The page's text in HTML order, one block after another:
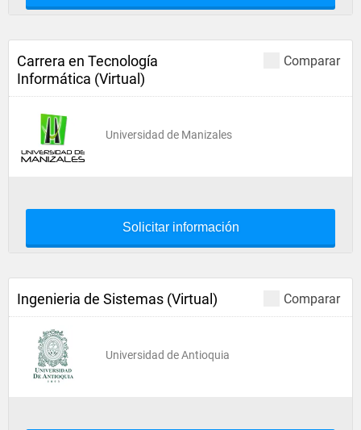
Comparar
Carrera en Tecnología
Informática (Virtual)
Universidad de Manizales
Solicitar información
Comparar
Ingenieria de Sistemas (Virtual)
Universidad de Antioquia